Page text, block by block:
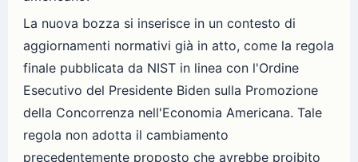
La nuova bozza si inserisce in un contesto di
aggiornamenti normativi già in atto, come la regola
finale pubblicata da NIST in linea con l'Ordine
Esecutivo del Presidente Biden sulla Promozione
della Concorrenza nell'Economia Americana. Tale
regola non adotta il cambiamento
precedentemente proposto che avrebbe proibito